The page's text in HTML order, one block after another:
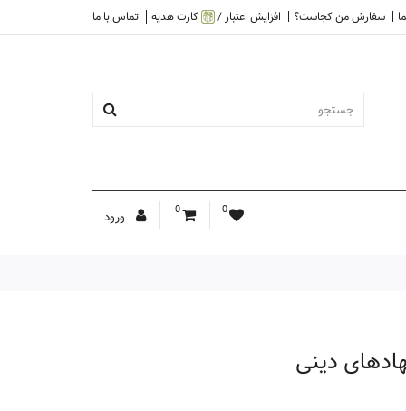
سفارش من کجاست؟ افزایش اعتبار / کارت هدیه تماس با ما
0
0 ورود
دینی